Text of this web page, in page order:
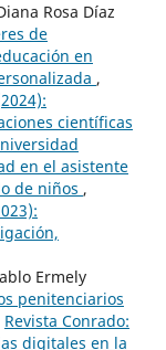
Rosa Díaz
de
en
,
científicas
en el asistente
de niños ,
Ermely
penitenciarios
Revista Conrado:
digitales en la